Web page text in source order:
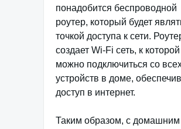
понадобится беспроводной
роутер, который будет
точкой доступа к сети.
создает Wi-Fi сеть, к которой
можно подключиться со
устройств в доме,
доступ в интернет.
Таким образом, с домашним